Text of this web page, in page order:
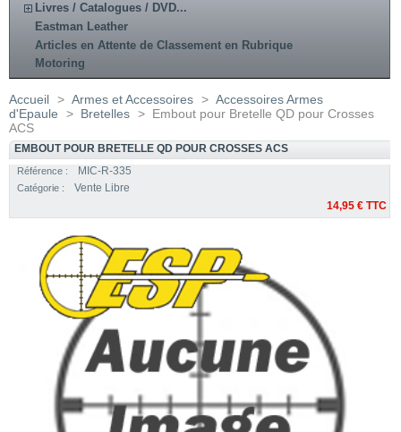
Livres / Catalogues / DVD...
Eastman Leather
Articles en Attente de Classement en Rubrique
Motoring
Accueil > Armes et Accessoires > Accessoires Armes
d'Epaule
> Bretelles > Embout pour Bretelle QD pour Crosses
ACS
EMBOUT POUR BRETELLE QD POUR CROSSES ACS
Référence : MIC-R-335
Catégorie :
Vente Libre
14,95 € TTC